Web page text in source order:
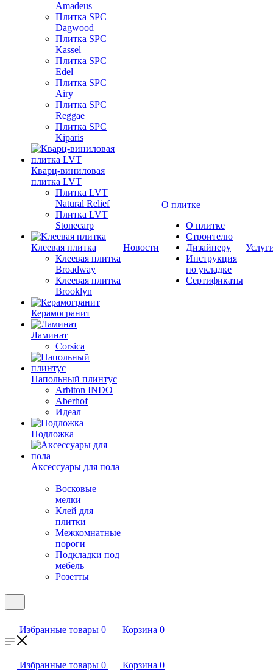
Amadeus
Плитка SPC
Dagwood
Плитка SPC
Kassel
Плитка SPC
Edel
Плитка SPC
Airy
Плитка SPC
Reggae
Плитка SPC
Kiparis
Кварц-виниловая
плитка LVT
Плитка LVT
Natural Relief
Плитка LVT
Stonecarp
Клеевая плитка
Клеевая плитка
Broadway
Клеевая плитка
Brooklyn
Керамогранит
Ламинат
Corsica
Напольный плинтус
Arbiton INDO
Aberhof
Идеал
Подложка
Аксессуары для пола
Восковые
мелки
Клей для
плитки
Межкомнатные
пороги
Подкладки под
мебель
Розетты
Новости
О плитке
О плитке
Строителю
Дизайнеру
Инструкция
по укладке
Сертификаты
Избранные товары 0 Корзина 0
Избранные товары 0 Корзина 0